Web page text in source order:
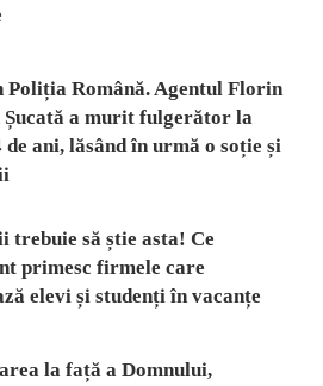
Poliția Română. Agentul Florin
a murit fulgerător la
de ani, lăsând în urmă o soție și
trebuie să știe asta! Ce
primesc firmele care
elevi și studenți în vacanțe
la față a Domnului,